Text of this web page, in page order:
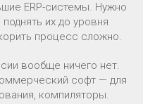
ERP-системы. Нужно
их до уровня
процесс сложно.
вообще ничего нет.
софт — для
компиляторы.